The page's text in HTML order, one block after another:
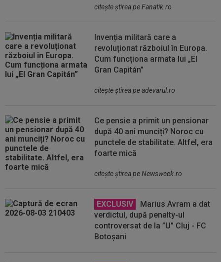
citeşte ştirea pe Fanatik.ro
Invenția militară care a
revoluționat războiul în Europa.
Cum funcționa armata lui „El
Gran Capitán”
citeşte ştirea pe adevarul.ro
Ce pensie a primit un pensionar
după 40 ani munciți? Noroc cu
punctele de stabilitate. Altfel, era
foarte mică
citeşte ştirea pe Newsweek.ro
EXCLUSIV
Marius Avram a dat
verdictul, după penalty-ul
controversat de la ”U” Cluj - FC
Botoșani